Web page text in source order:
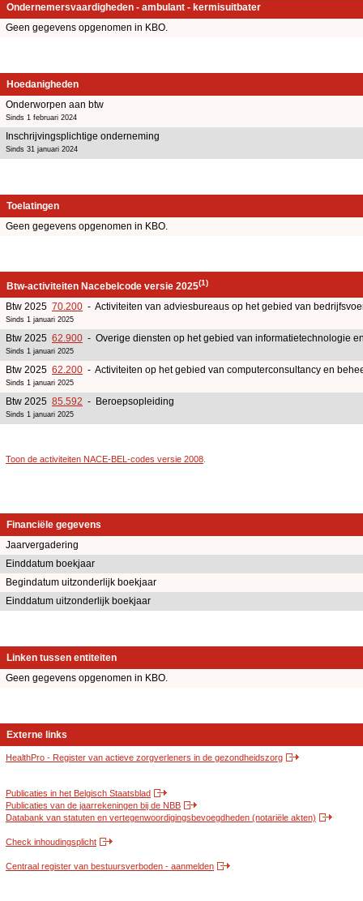
Ondernemersvaardigheden - ambulant - kermisuitbater
Geen gegevens opgenomen in KBO.
Hoedanigheden
Onderworpen aan btw
Sinds 1 februari 2024
Inschrijvingsplichtige onderneming
Sinds 31 januari 2024
Toelatingen
Geen gegevens opgenomen in KBO.
Btw-activiteiten Nacebelcode versie 2025(1)
Btw 2025 70.200 - Activiteiten van adviesbureaus op het gebied van
Sinds 1 januari 2025
Btw 2025 62.900 - Overige diensten op het gebied van informatietechnologie
Sinds 1 januari 2025
Btw 2025 62.200 - Activiteiten op het gebied van computerconsultancy en
Sinds 1 januari 2025
Btw 2025 85.592 - Beroepsopleiding
Sinds 1 januari 2025
Toon de activiteiten NACE-BEL-codes versie 2008
Financiële gegevens
Jaarvergadering
Einddatum boekjaar
Begindatum uitzonderlijk boekjaar
Einddatum uitzonderlijk boekjaar
Linken tussen entiteiten
Geen gegevens opgenomen in KBO.
Externe links
HealthPro - Register van actieve zorgverleners in de gezondheidszorg
Publicaties in het Belgisch Staatsblad
Publicaties van de jaarrekeningen bij de NBB
Databank van statuten en vertegenwoordigingsbevoegdheden (notariële akten)
Check inhoudingsplicht
Centraal register van bestuursverboden - aanmelden